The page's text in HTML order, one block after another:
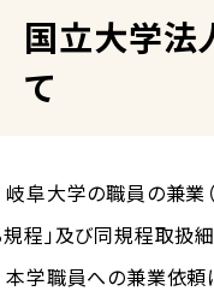
国立大学法
て
岐阜大学の職員の兼業
規程」及び同規程取扱
本学職員への兼業依頼